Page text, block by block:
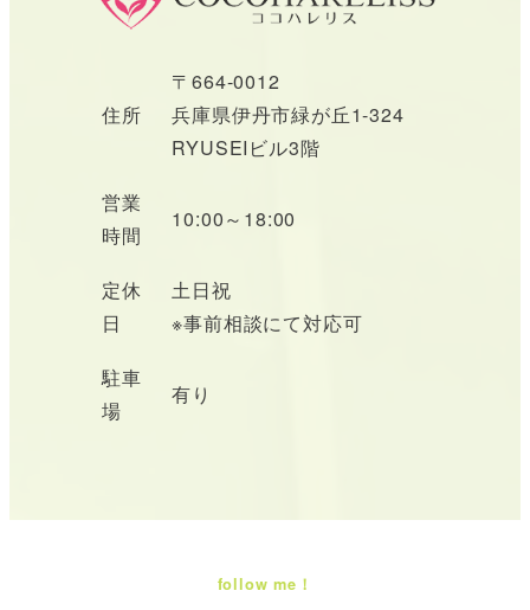
住所
〒664-0012
兵庫県伊丹市緑が丘1-324
RYUSEIビル3階
営業
時間
10:00～18:00
定休
日
土日祝
※事前相談にて対応可
駐車
場
有り
follow me！